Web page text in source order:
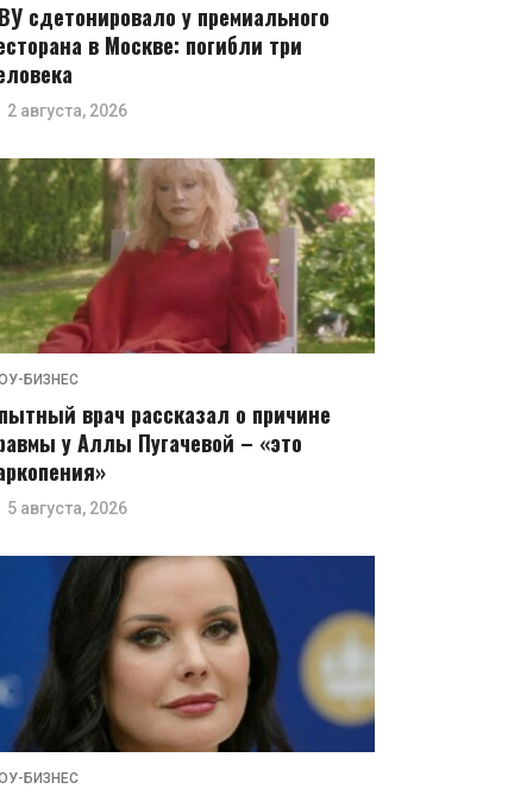
сдетонировало у премиального
в Москве: погибли три
2 августа, 2026
БИЗНЕС
врач рассказал о причине
у Аллы Пугачевой – «это
5 августа, 2026
БИЗНЕС